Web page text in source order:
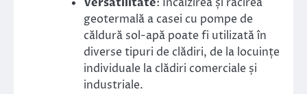
Versatilitate: Încălzirea și răcirea
geotermală a casei cu pompe de
căldură sol-apă poate fi utilizată în
diverse tipuri de clădiri, de la locuințe
individuale la clădiri comerciale și
industriale.